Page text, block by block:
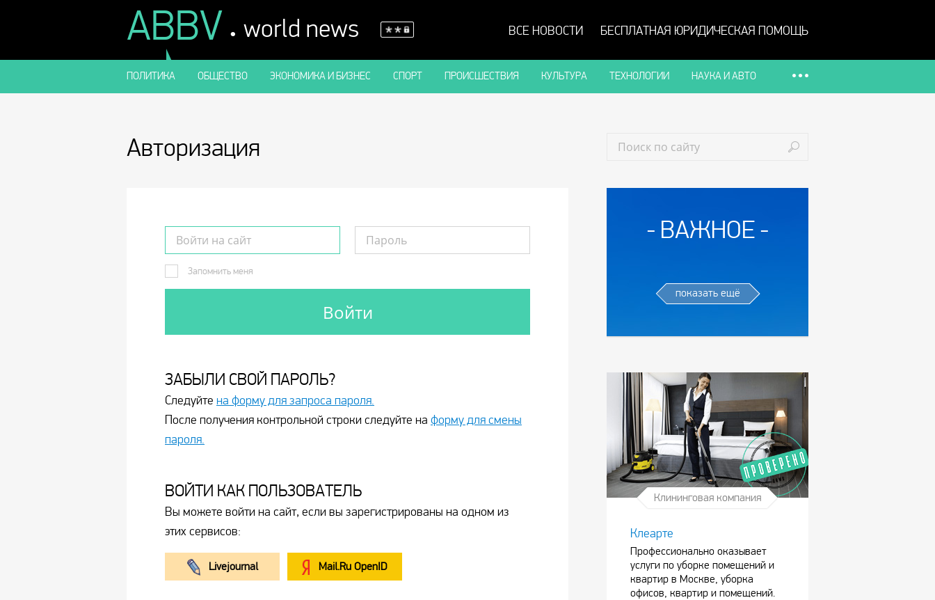
ABBV . world news ВСЕ НОВОСТИ БЕСПЛАТНАЯ ЮРИДИЧЕСКАЯ ПОМОЩЬ
ПОЛИТИКА ОБЩЕСТВО ЭКОНОМИКА И БИЗНЕС СПОРТ ПРОИСШЕСТВИЯ КУЛЬТУРА ТЕХНОЛОГИИ НАУКА И АВТО
ВАЖНОЕ
показать ещё
Клининговая компания
Клеарте
Профессионально оказывает
услуги по уборке помещений и
квартир в Москве, уборка
офисов, квартир и помещений.
Авторизация
Запомнить меня
ЗАБЫЛИ СВОЙ ПАРОЛЬ?
Следуйте на форму для запроса пароля.
После получения контрольной строки следуйте на форму для смены
пароля.
ВОЙТИ КАК ПОЛЬЗОВАТЕЛЬ
Вы можете войти на сайт, если вы зарегистрированы на одном из
этих сервисов:
Livejournal Mail.Ru OpenID